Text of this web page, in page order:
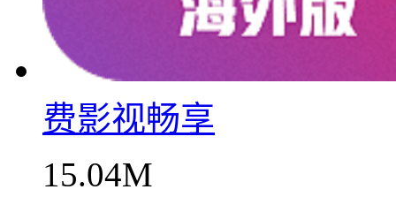
费影视畅享
15.04M